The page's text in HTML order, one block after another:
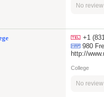
No
+1
980
http://
College
No